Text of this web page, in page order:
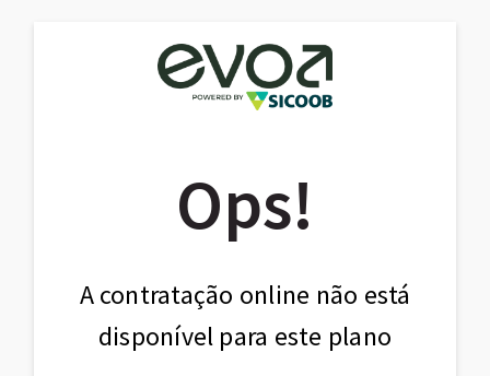
Ops!
A contratação online não está
disponível para este plano